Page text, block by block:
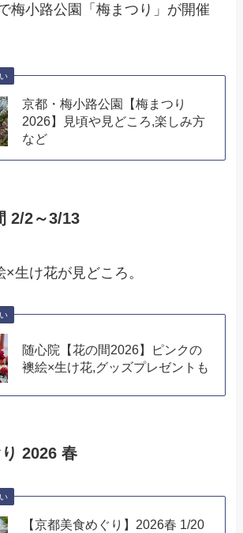
梅小路公園「梅まつり」が開催
京都・梅小路公園【梅まつり
2026】見頃や見どころ,楽しみ方
など
2/2～3/13
生け花が見どころ。
随心院【花の間2026】ピンクの
襖絵×生け花,グッズプレゼントも
2026 春
【京都美食めぐり】2026春 1/20